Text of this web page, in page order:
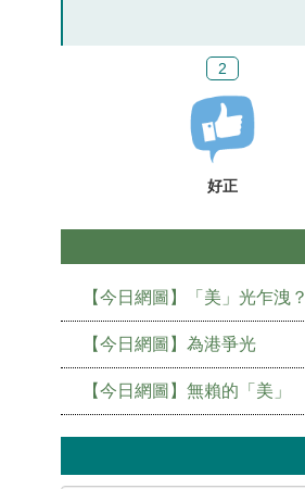
2
好正
【今日網圖】「美」光乍洩？
【今日網圖】為港爭光
【今日網圖】無賴的「美」